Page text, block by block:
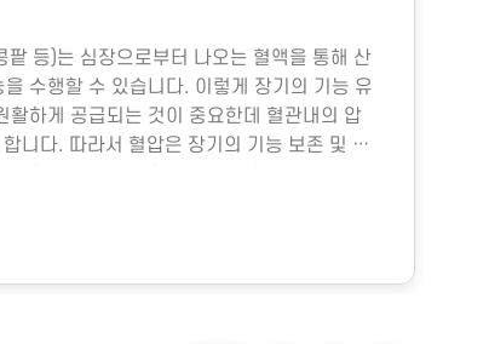
등)는 심장으로부터 나오는 혈액을 통해 산
수행할 수 있습니다. 이렇게 장기의 기능 유
활하게 공급되는 것이 중요한데 혈관내의 압
니다. 따라서 혈압은 장기의 기능 보존 및 생
출량이라고 하는데, 이는 그림과 같이 여러
다. 혈관의 직경은 혈관을 확장시키는 인자와